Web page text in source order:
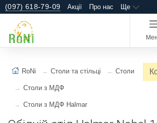
(097) 618-79-09 Акції Про нас Ще
RoNi Столи та стільці Столи
Столи з МДФ
Столи з МДФ Halmar